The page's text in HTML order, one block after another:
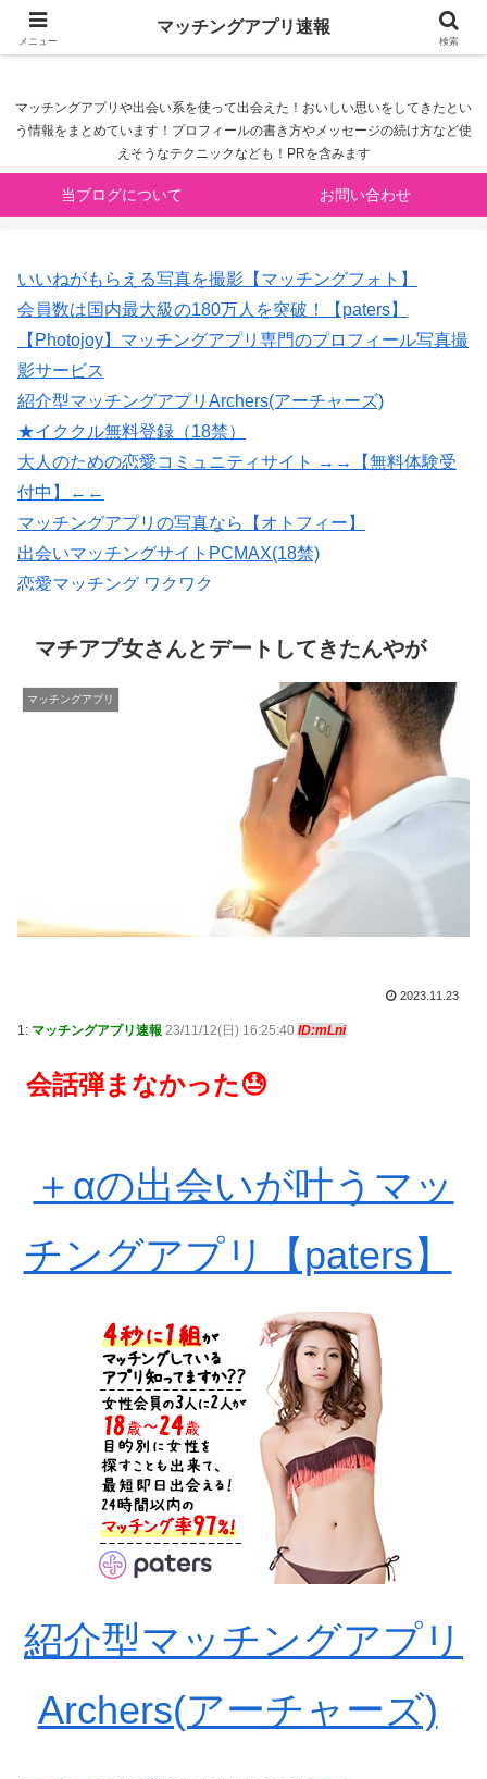
マッチングアプリ速報
マッチングアプリや出会い系を使って出会えた！おいしい思いをしてきたとい
う情報をまとめています！プロフィールの書き方やメッセージの続け方など使
えそうなテクニックなども！PRを含みます
当ブログについて お問い合わせ
いいねがもらえる写真を撮影【マッチングフォト】
会員数は国内最大級の180万人を突破！【paters】
【Photojoy】マッチングアプリ専門のプロフィール写真撮
影サービス
紹介型マッチングアプリArchers(アーチャーズ)
★イククル無料登録（18禁）
大人のための恋愛コミュニティサイト →→【無料体験受
付中】←←
マッチングアプリの写真なら【オトフィー】
出会いマッチングサイトPCMAX(18禁)
恋愛マッチング ワクワク
集/R18
マチアプ女さんとデートしてきたんやが
マッチングアプリ
2023.11.23
1: マッチングアプリ速報 23/11/12(日) 16:25:40 ID:mLni
会話弾まなかった😓
＋αの出会いが叶うマッ
チングアプリ【paters】
紹介型マッチングアプリ
Archers(アーチャーズ)
メニュー
マッチングアプリ速報
検索